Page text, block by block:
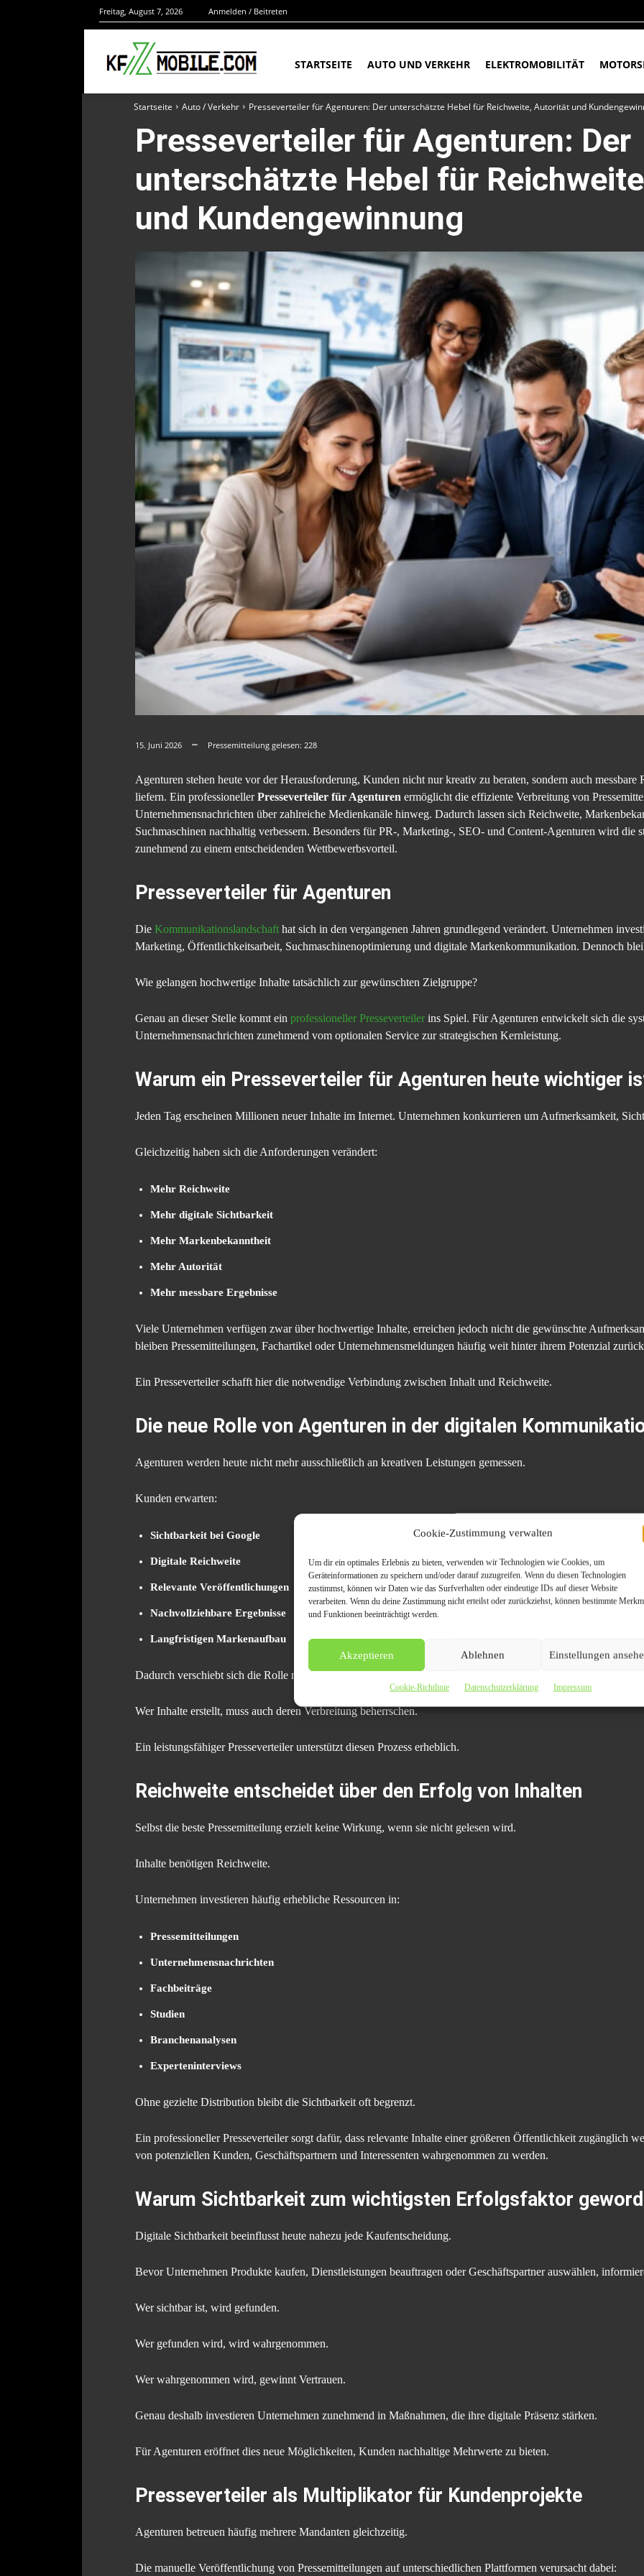
Cookie-Zustimmung verwalten
Um dir ein optimales Erlebnis zu bieten, verwenden wir Technologien wie Cookies, um
Geräteinformationen zu speichern und/oder darauf zuzugreifen. Wenn du diesen Technologien
zustimmst, können wir Daten wie das Surfverhalten oder eindeutige IDs auf dieser Website
verarbeiten. Wenn du deine Zustimmung nicht erteilst oder zurückziehst, können bestimmte
und Funktionen beeinträchtigt werden.
Akzeptieren Ablehnen Einstellungen
Cookie-Richtlinie Datenschutzerklärung Impressum
Freitag, August 7, 2026 Anmelden / Beitreten
STARTSEITE AUTO UND VERKEHR ELEKTROMOBILITÄT
Startseite Auto / Verkehr Presseverteiler für Agenturen: Der unterschätzte Hebel für Reichweite, Autorität und
Presseverteiler für Agenturen: Der
unterschätzte Hebel für
und Kundengewinnung
15. Juni 2026 Pressemitteilung gelesen: 228
Agenturen stehen heute vor der Herausforderung, Kunden nicht nur kreativ zu beraten, sondern auch
liefern. Ein professionellerPresseverteiler für Agenturen ermöglicht die effiziente Verbreitung von
Unternehmensnachrichten über zahlreiche Medienkanäle hinweg. Dadurch lassen sich Reichweite,
Suchmaschinen nachhaltig verbessern. Besonders für PR-, Marketing-, SEO- und Content-Agenturen wird die
zunehmend zu einem entscheidenden Wettbewerbsvorteil.
Presseverteiler für Agenturen
Die Kommunikationslandschaft hat sich in den vergangenen Jahren grundlegend verändert. Unternehmen
Marketing, Öffentlichkeitsarbeit, Suchmaschinenoptimierung und digitale Markenkommunikation. Dennoch
Wie gelangen hochwertige Inhalte tatsächlich zur gewünschten Zielgruppe?
Genau an dieser Stelle kommt ein professioneller Presseverteiler ins Spiel. Für Agenturen entwickelt sich die
Unternehmensnachrichten zunehmend vom optionalen Service zur strategischen Kernleistung.
Warum ein Presseverteiler für Agenturen heute wichtiger
Jeden Tag erscheinen Millionen neuer Inhalte im Internet. Unternehmen konkurrieren um Aufmerksamkeit,
Gleichzeitig haben sich die Anforderungen verändert:
Mehr Reichweite
Mehr digitale Sichtbarkeit
Mehr Markenbekanntheit
Mehr Autorität
Mehr messbare Ergebnisse
Viele Unternehmen verfügen zwar über hochwertige Inhalte, erreichen jedoch nicht die gewünschte
bleiben Pressemitteilungen, Fachartikel oder Unternehmensmeldungen häufig weit hinter ihrem Potenzial
Ein Presseverteiler schafft hier die notwendige Verbindung zwischen Inhalt und Reichweite.
Die neue Rolle von Agenturen in der digitalen
Agenturen werden heute nicht mehr ausschließlich an kreativen Leistungen gemessen.
Kunden erwarten:
Sichtbarkeit bei Google
Digitale Reichweite
Relevante Veröffentlichungen
Nachvollziehbare Ergebnisse
Langfristigen Markenaufbau
Dadurch verschiebt sich die Rolle moderner Agenturen zunehmend in Richtung strategischer
Wer Inhalte erstellt, muss auch deren Verbreitung beherrschen.
Ein leistungsfähiger Presseverteiler unterstützt diesen Prozess erheblich.
Reichweite entscheidet über den Erfolg von Inhalten
Selbst die beste Pressemitteilung erzielt keine Wirkung, wenn sie nicht gelesen wird.
Inhalte benötigen Reichweite.
Unternehmen investieren häufig erhebliche Ressourcen in:
Pressemitteilungen
Unternehmensnachrichten
Fachbeiträge
Studien
Branchenanalysen
Experteninterviews
Ohne gezielte Distribution bleibt die Sichtbarkeit oft begrenzt.
Ein professioneller Presseverteiler sorgt dafür, dass relevante Inhalte einer größeren Öffentlichkeit zugänglich
von potenziellen Kunden, Geschäftspartnern und Interessenten wahrgenommen zu werden.
Warum Sichtbarkeit zum wichtigsten Erfolgsfaktor
Digitale Sichtbarkeit beeinflusst heute nahezu jede Kaufentscheidung.
Bevor Unternehmen Produkte kaufen, Dienstleistungen beauftragen oder Geschäftspartner auswählen,
Wer sichtbar ist, wird gefunden.
Wer gefunden wird, wird wahrgenommen.
Wer wahrgenommen wird, gewinnt Vertrauen.
Genau deshalb investieren Unternehmen zunehmend in Maßnahmen, die ihre digitale Präsenz stärken.
Für Agenturen eröffnet dies neue Möglichkeiten, Kunden nachhaltige Mehrwerte zu bieten.
Presseverteiler als Multiplikator für Kundenprojekte
Agenturen betreuen häufig mehrere Mandanten gleichzeitig.
Die manuelle Veröffentlichung von Pressemitteilungen auf unterschiedlichen Plattformen verursacht dabei: